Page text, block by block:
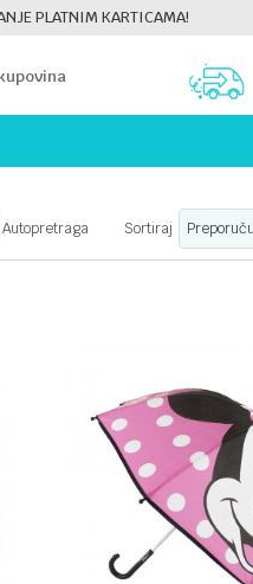
PLATNIM KARTICAMA!
Autopretraga Sortiraj
UPOREDI